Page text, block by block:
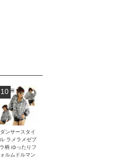
10
ダンサースタイ
ル ラメラメゼブ
ラ柄 ゆったりフ
ォルムドルマン